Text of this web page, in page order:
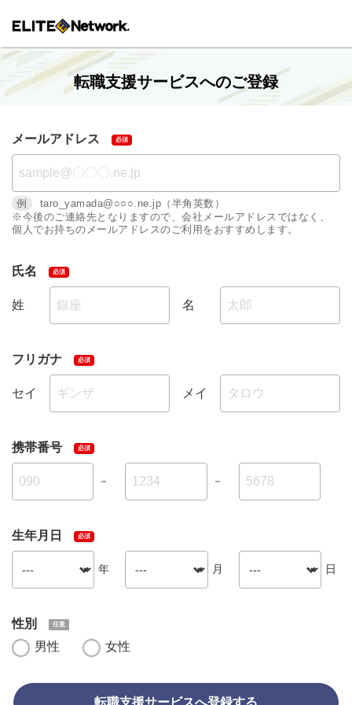
転職支援サービスへのご登録
メールアドレス
例
taro_yamada@○○○.ne.jp（半角英数）
※今後のご連絡先となりますので、会社メールアドレスではなく、
個人でお持ちのメールアドレスのご利用をおすすめします。
氏名
姓 名
フリガナ
セイ メイ
携帯番号
－ －
生年月日
年 月 日
性別
男性
女性
転職支援サービスへ登録する